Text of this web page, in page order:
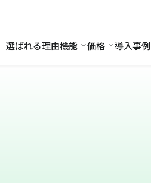
選ばれる理由機能 機能
価格 価格
導入事例